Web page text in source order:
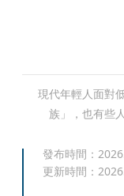
現代年輕人面對
族」，也有些
發布時間：
更新時間：